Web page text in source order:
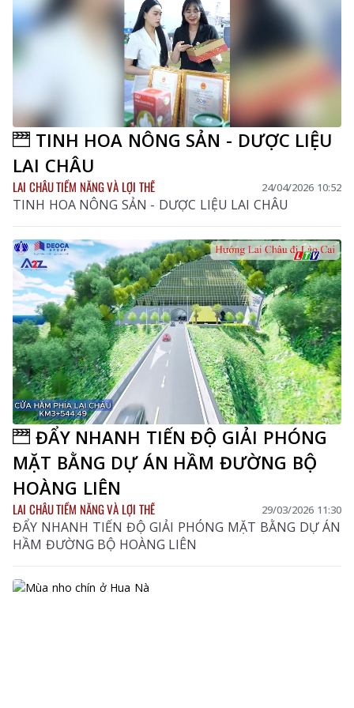
TINH HOA NÔNG SẢN - DƯỢC LIỆU
LAI CHÂU
LAI CHÂU TIỀM NĂNG VÀ LỢI THẾ 24/04/2026 10:52
TINH HOA NÔNG SẢN - DƯỢC LIỆU LAI CHÂU
ĐẨY NHANH TIẾN ĐỘ GIẢI PHÓNG
MẶT BẰNG DỰ ÁN HẦM ĐƯỜNG BỘ
HOÀNG LIÊN
LAI CHÂU TIỀM NĂNG VÀ LỢI THẾ 29/03/2026 11:30
ĐẨY NHANH TIẾN ĐỘ GIẢI PHÓNG MẶT BẰNG DỰ ÁN
HẦM ĐƯỜNG BỘ HOÀNG LIÊN